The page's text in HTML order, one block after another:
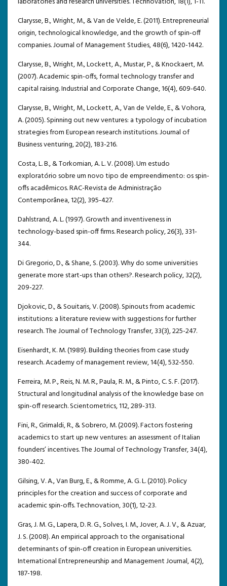
Clarysse, B., Wright, M., & Van de Velde, E. (2011). Entrepreneurial
origin, technological knowledge, and the growth of spin‐off
companies. Journal of Management Studies, 48(6), 1420-1442.
Clarysse, B., Wright, M., Lockett, A., Mustar, P., & Knockaert, M.
(2007). Academic spin-offs, formal technology transfer and
capital raising. Industrial and Corporate Change, 16(4), 609-640.
Clarysse, B., Wright, M., Lockett, A., Van de Velde, E., & Vohora,
A. (2005). Spinning out new ventures: a typology of incubation
strategies from European research institutions. Journal of
Business venturing, 20(2), 183-216.
Costa, L. B., & Torkomian, A. L. V. (2008). Um estudo
exploratório sobre um novo tipo de empreendimento: os spin-
offs acadêmicos. RAC-Revista de Administração
Contemporânea, 12(2), 395-427.
Dahlstrand, A. L. (1997). Growth and inventiveness in
technology-based spin-off firms. Research policy, 26(3), 331-
344.
Di Gregorio, D., & Shane, S. (2003). Why do some universities
generate more start-ups than others?. Research policy, 32(2),
209-227.
Djokovic, D., & Souitaris, V. (2008). Spinouts from academic
institutions: a literature review with suggestions for further
research. The Journal of Technology Transfer, 33(3), 225-247.
Eisenhardt, K. M. (1989). Building theories from case study
research. Academy of management review, 14(4), 532-550.
Ferreira, M. P., Reis, N. M. R., Paula, R. M., & Pinto, C. S. F. (2017).
Structural and longitudinal analysis of the knowledge base on
spin-off research. Scientometrics, 112, 289-313.
Fini, R., Grimaldi, R., & Sobrero, M. (2009). Factors fostering
academics to start up new ventures: an assessment of Italian
founders’ incentives. The Journal of Technology Transfer, 34(4),
380-402.
Gilsing, V. A., Van Burg, E., & Romme, A. G. L. (2010). Policy
principles for the creation and success of corporate and
academic spin-offs. Technovation, 30(1), 12-23.
Gras, J. M. G., Lapera, D. R. G., Solves, I. M., Jover, A. J. V., & Azuar,
J. S. (2008). An empirical approach to the organisational
determinants of spin-off creation in European universities.
International Entrepreneurship and Management Journal, 4(2),
187-198.